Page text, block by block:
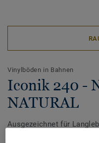
Vinylböden in Bahnen
Iconik 240 -
NATURAL
Ausgezeichnet für